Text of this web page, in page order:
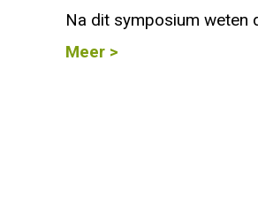
Na dit symposium weten
Meer >